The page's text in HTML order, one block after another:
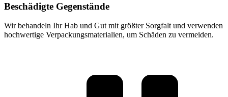
Beschädigte Gegenstände
Wir behandeln Ihr Hab und Gut mit größter Sorgfalt und verwenden
hochwertige Verpackungsmaterialien, um Schäden zu vermeiden.